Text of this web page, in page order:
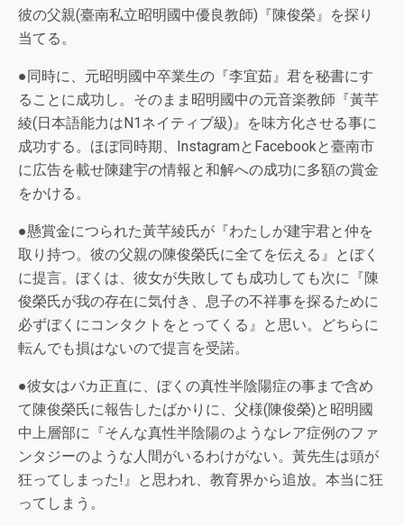
彼の父親(臺南私立昭明國中優良教師)『陳俊榮』を探り
当てる。
●同時に、元昭明國中卒業生の『李宜茹』君を秘書にす
ることに成功し。そのまま昭明國中の元音楽教師『黃芊
綾(日本語能力はN1ネイティブ級)』を味方化させる事に
成功する。ほぼ同時期、InstagramとFacebookと臺南市
に広告を載せ陳建宇の情報と和解への成功に多額の賞金
をかける。
●懸賞金につられた黃芊綾氏が『わたしが建宇君と仲を
取り持つ。彼の父親の陳俊榮氏に全てを伝える』とぼく
に提言。ぼくは、彼女が失敗しても成功しても次に『陳
俊榮氏が我の存在に気付き、息子の不祥事を探るために
必ずぼくにコンタクトをとってくる』と思い。どちらに
転んでも損はないので提言を受諾。
●彼女はバカ正直に、ぼくの真性半陰陽症の事まで含め
て陳俊榮氏に報告したばかりに、父様(陳俊榮)と昭明國
中上層部に『そんな真性半陰陽のようなレア症例のファ
ンタジーのような人間がいるわけがない。黃先生は頭が
狂ってしまった!』と思われ、教育界から追放。本当に狂
ってしまう。